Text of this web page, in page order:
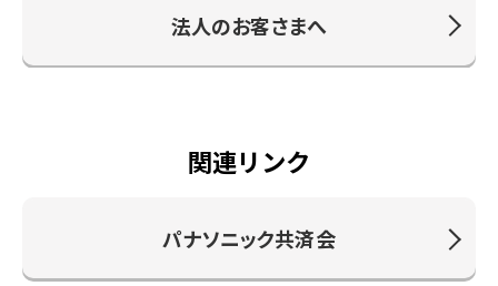
法人のお客さまへ
関連リンク
パナソニック共済会